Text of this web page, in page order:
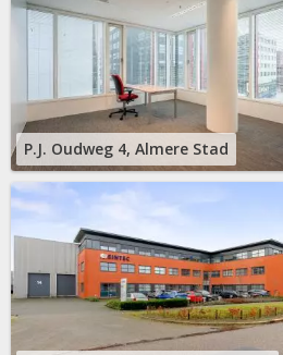
Gratisen vrijblijvend
Binnen 1 uurantwoord
Persoonlijke hulp
Neem contact op
P.J. Oudweg 4, Almere Stad